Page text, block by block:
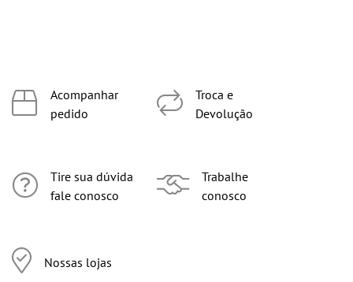
Acompanhar
pedido
Tire sua dúvida
fale conosco
Nossas lojas
Troca e
Devolução
Trabalhe
conosco